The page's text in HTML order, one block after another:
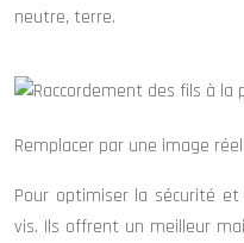
neutre, terre.
Remplacer par une image
Pour optimiser la sécurité
vis. Ils offrent un meilleur